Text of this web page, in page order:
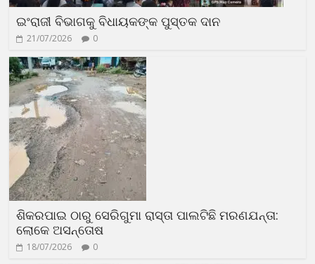
ଇଂରାଜୀ ବିଭାଗକୁ ବିଧାୟକଙ୍କ ପୁସ୍ତକ ଦାନ
21/07/2026 0
ଶିକରପାଇ ଠାରୁ ସେରିଗୁମା ରାସ୍ତା ପାଲଟିଛି ମରଣଯନ୍ତା:
ଲୋକେ ଅସନ୍ତୋଷ
18/07/2026 0